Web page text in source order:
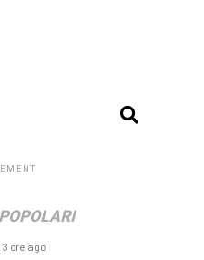
POPOLARI
3 ore ago